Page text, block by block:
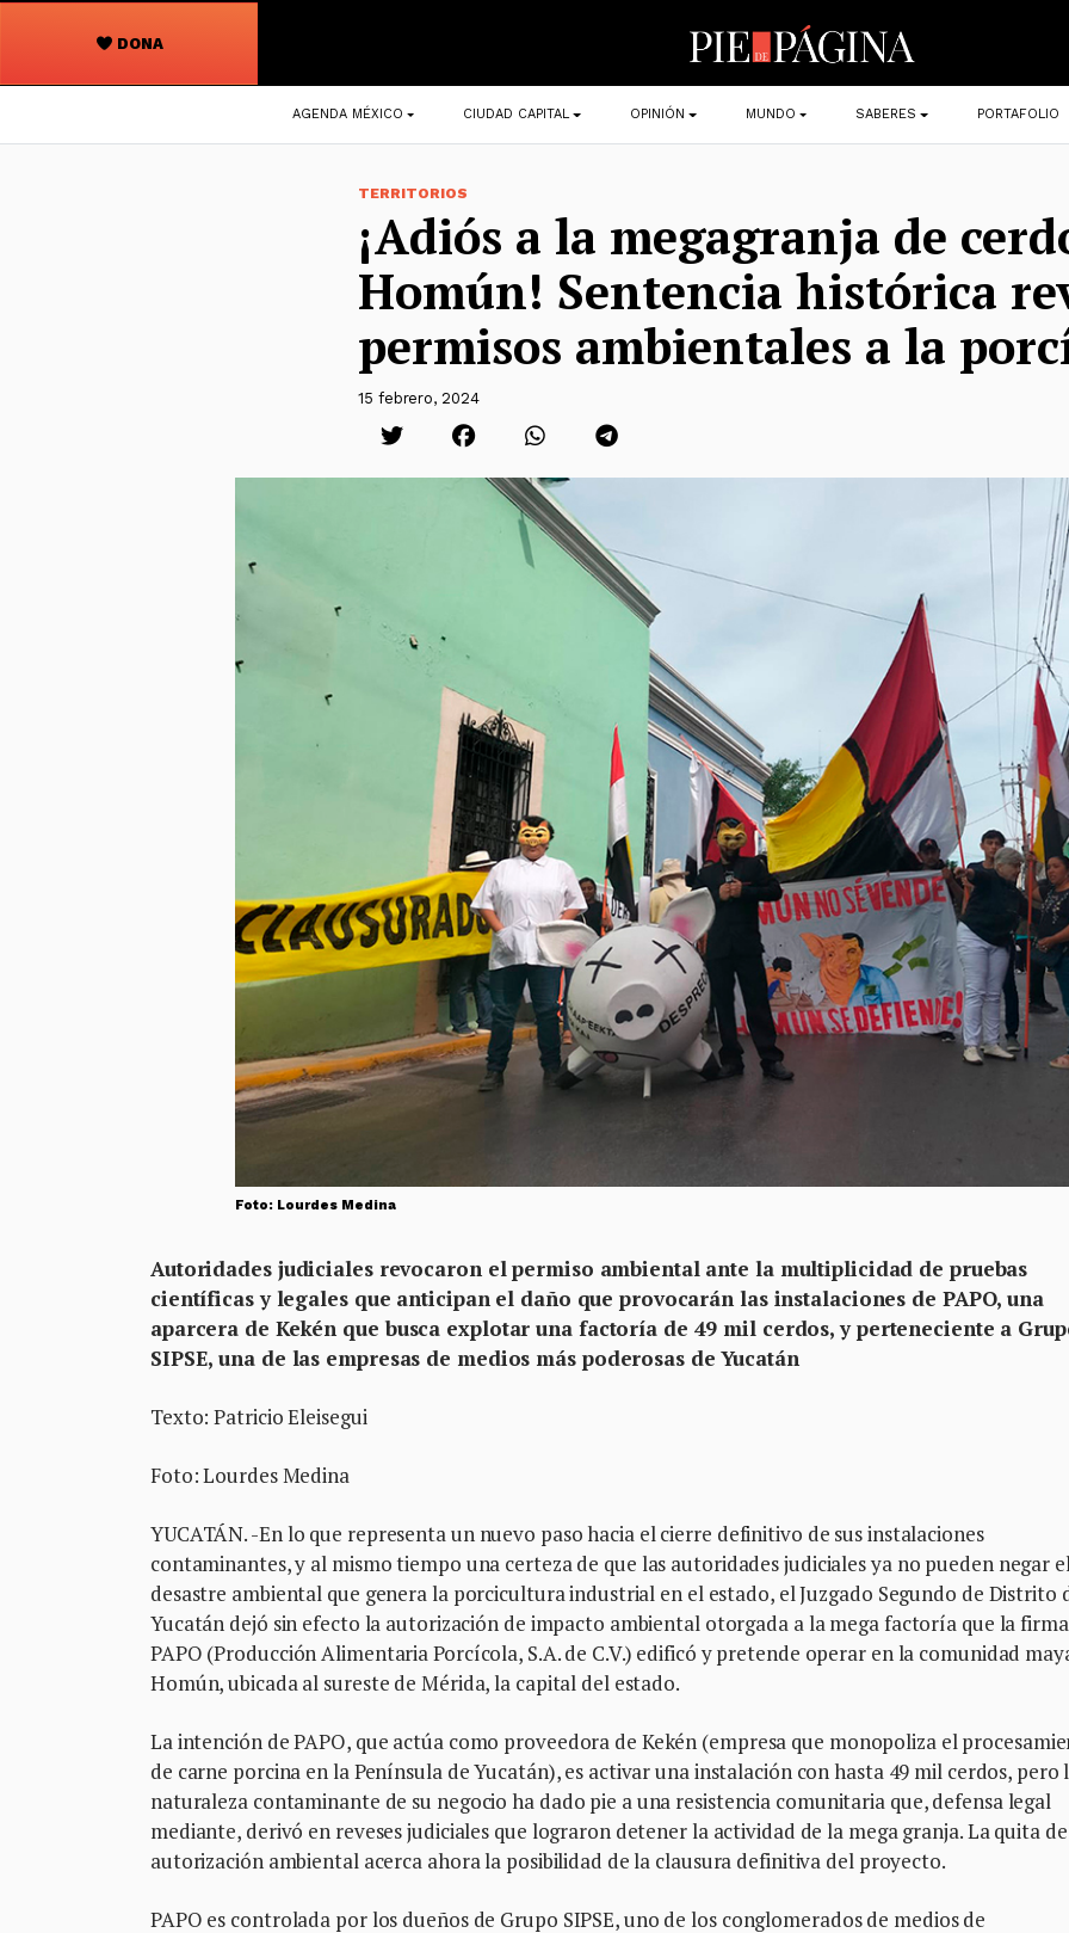
DONA
Navegación
principal
AGENDA MÉXICO CIUDAD CAPITAL OPINIÓN MUNDO SABERES PORTAFOLIO
TERRITORIOS
¡Adiós a la megagranja de
Homún! Sentencia histórica
permisos ambientales a la
15 febrero, 2024
Foto: Lourdes Medina
Autoridades judiciales revocaron el permiso ambiental ante la multiplicidad de pruebas
científicas y legales que anticipan el daño que provocarán las instalaciones de PAPO, una
aparcera de Kekén que busca explotar una factoría de 49 mil cerdos, y perteneciente a
SIPSE, una de las empresas de medios más poderosas de Yucatán
Texto: Patricio Eleisegui
Foto: Lourdes Medina
YUCATÁN. -En lo que representa un nuevo paso hacia el cierre definitivo de sus instalaciones
contaminantes, y al mismo tiempo una certeza de que las autoridades judiciales ya no pueden negar
desastre ambiental que genera la porcicultura industrial en el estado, el Juzgado Segundo de Distrito
Yucatán dejó sin efecto la autorización de impacto ambiental otorgada a la mega factoría que la firma
PAPO (Producción Alimentaria Porcícola, S.A. de C.V.) edificó y pretende operar en la comunidad
Homún, ubicada al sureste de Mérida, la capital del estado.
La intención de PAPO, que actúa como proveedora de Kekén (empresa que monopoliza el
de carne porcina en la Península de Yucatán), es activar una instalación con hasta 49 mil cerdos, pero
naturaleza contaminante de su negocio ha dado pie a una resistencia comunitaria que, defensa legal
mediante, derivó en reveses judiciales que lograron detener la actividad de la mega granja. La quita
autorización ambiental acerca ahora la posibilidad de la clausura definitiva del proyecto.
PAPO es controlada por los dueños de Grupo SIPSE, uno de los conglomerados de medios de